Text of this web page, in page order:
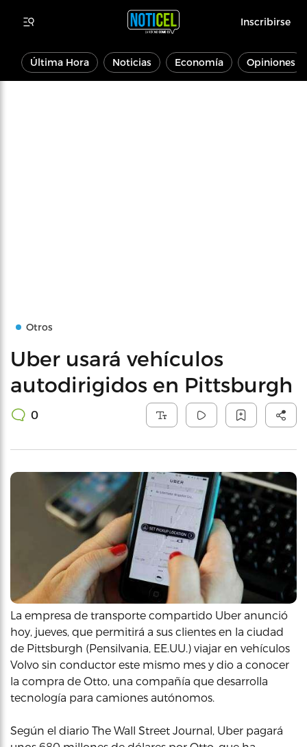
Inscribirse
Última Hora Noticias Economía Opiniones
Otros
Uber usará vehículos
autodirigidos en Pittsburgh
0
La empresa de transporte compartido Uber anunció
hoy, jueves, que permitirá a sus clientes en la ciudad
de Pittsburgh (Pensilvania, EE.UU.) viajar en vehículos
Volvo sin conductor este mismo mes y dio a conocer
la compra de Otto, una compañía que desarrolla
tecnología para camiones autónomos.
Según el diario The Wall Street Journal, Uber pagará